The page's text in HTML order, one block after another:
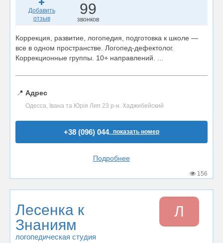
Добавить
отзыв
99
звонков
Коррекция, развитие, логопедия, подготовка к школе —
все в одном пространстве. Логопед-дефектолог.
Коррекционные группы. 10+ направлений. ...
📍 Адрес
Одесса, Івана та Юрія Лип 23 р-н. Хаджибейский
+38 (096) 044..показать номер
Подробнее
156
Лесенка к
Знаниям
логопедическая студия
Л